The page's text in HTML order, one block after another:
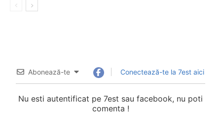
Abonează-te Conectează-te la 7est aici
Nu esti autentificat pe 7est sau facebook, nu poti
comenta !